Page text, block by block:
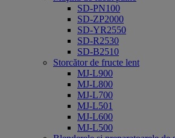
SD-PN100
SD-ZP2000
SD-YR2550
SD-R2530
SD-B2510
Storcător de fructe lent
MJ-L900
MJ-L800
MJ-L700
MJ-L501
MJ-L600
MJ-L500